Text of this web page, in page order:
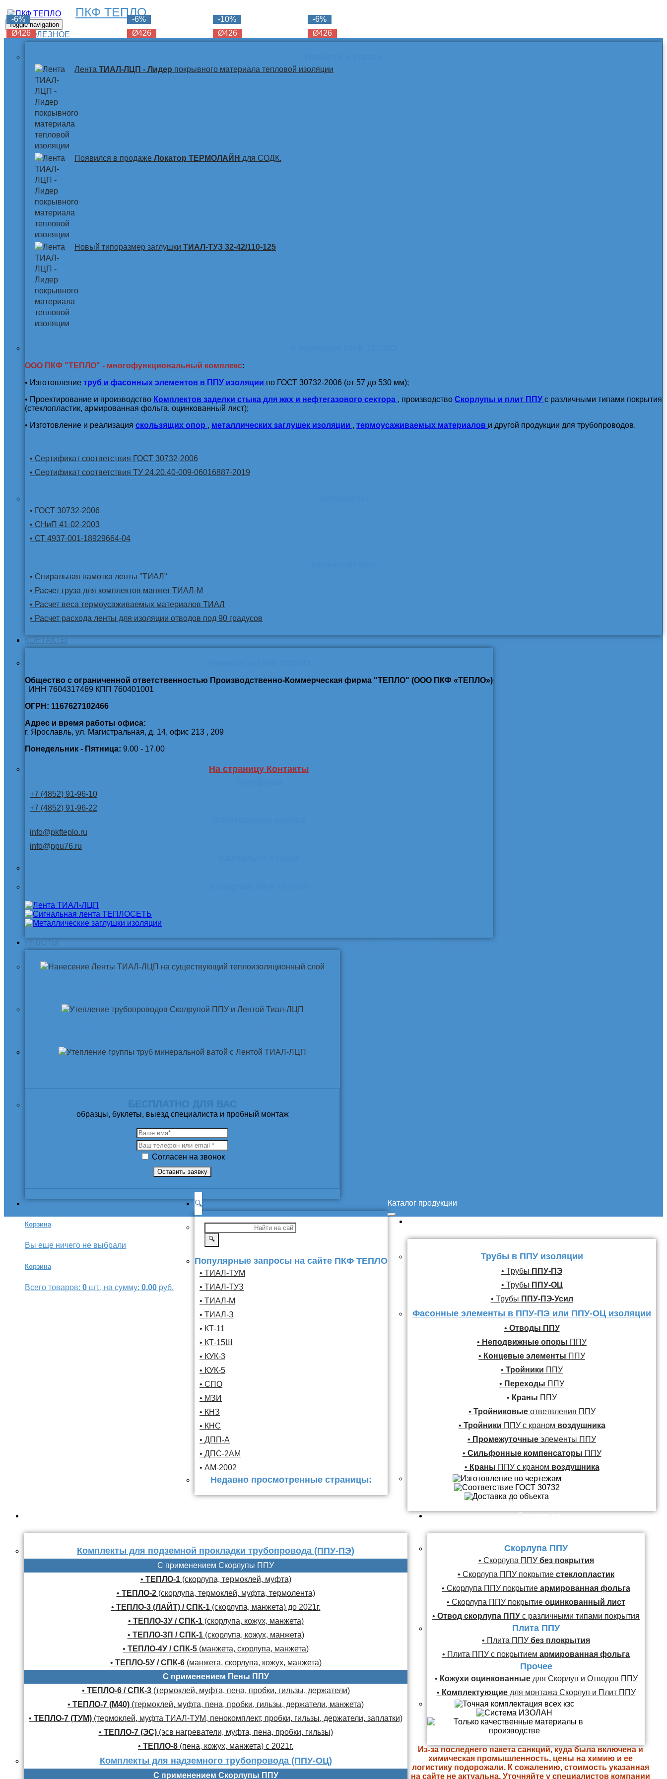
ПКФ ТЕПЛО
Toggle navigation
ПОЛЕЗНОЕ
Лента ТИАЛ-ЛЦП - Лидер покрывного материала тепловой изоляции
Появился в продаже Локатор ТЕРМОЛАЙН для СОДК.
Новый типоразмер заглушки ТИАЛ-ТУЗ 32-42/110-125
ООО ПКФ "ТЕПЛО" - многофункциональный комплекс:
• Изготовление труб и фасонных элементов в ППУ изоляции по ГОСТ 30732-2006 (от 57 до 530 мм);
• Проектирование и производство Комплектов заделки стыка для жкх и нефтегазового сектора , производство Скорлупы и плит ППУ с различными типами покрытия
(стеклопластик, армированная фольга, оцинкованный лист);
• Изготовление и реализация скользящих опор , металлических заглушек изоляции , термоусаживаемых материалов и другой продукции для трубопроводов.
• Сертификат соответствия ГОСТ 30732-2006
• Сертификат соответствия ТУ 24.20.40-009-06016887-2019
• ГОСТ 30732-2006
• СНиП 41-02-2003
• СТ 4937-001-18929664-04
• Спиральная намотка ленты "ТИАЛ"
• Расчет груза для комплектов манжет ТИАЛ-М
• Расчет веса термоусаживаемых материалов ТИАЛ
• Расчет расхода ленты для изоляции отводов под 90 градусов
КОНТАКТЫ
Общество с ограниченной ответственностью Производственно-Коммерческая фирма "ТЕПЛО" (ООО ПКФ «ТЕПЛО»)
ИНН 7604317469 КПП 760401001
ОГРН: 1167627102466
Адрес и время работы офиса:
г. Ярославль, ул. Магистральная, д. 14, офис 213 , 209
Понедельник - Пятница: 9.00 - 17.00
На страницу Контакты
+7 (4852) 91-96-10
+7 (4852) 91-96-22
info@pkfteplo.ru
info@ppu76.ru
РАБОТЫ
образцы, буклеты, выезд специалиста и пробный монтаж
Согласен на звонок
Корзина
Вы еще ничего не выбрали
Корзина
Всего товаров: 0 шт., на сумму: 0.00 руб.
🔍
🔍
Популярные запросы на сайте ПКФ ТЕПЛО
• ТИАЛ-ТУМ
• ТИАЛ-ТУЗ
• ТИАЛ-М
• ТИАЛ-З
• КТ-11
• КТ-15Ш
• КУК-3
• КУК-5
• СПО
• МЗИ
• КНЗ
• КНС
• ДПП-А
• ДПС-2АМ
• АМ-2002
Недавно просмотренные страницы:
Каталог продукции
Трубы в ППУ изоляции
• Трубы ППУ-ПЭ
• Трубы ППУ-ОЦ
• Трубы ППУ-ПЭ-Усил
Фасонные элементы в ППУ-ПЭ или ППУ-ОЦ изоляции
• Отводы ППУ
• Неподвижные опоры ППУ
• Концевые элементы ППУ
• Тройники ППУ
• Переходы ППУ
• Краны ППУ
• Тройниковыеответвления ППУ
• Тройники ППУ с краном воздушника
• Промежуточные элементы ППУ
• Сильфонные компенсаторы ППУ
• Краны ППУ с краном воздушника
Комплекты для подземной прокладки трубопровода (ППУ-ПЭ)
С применением Скорлупы ППУ
• ТЕПЛО-1(скорлупа, термоклей, муфта)
• ТЕПЛО-2(скорлупа, термоклей, муфта, термолента)
• ТЕПЛО-3 (ЛАЙТ) / СПК-1(скорлупа, манжета) до 2021г.
• ТЕПЛО-3У / СПК-1(скорлупа, кожух, манжета)
• ТЕПЛО-3П / СПК-1(скорлупа, кожух, манжета)
• ТЕПЛО-4У / СПК-5 (манжета, скорлупа, манжета)
• ТЕПЛО-5У / СПК-6(манжета, скорлупа, кожух, манжета)
С применением Пены ППУ
• ТЕПЛО-6 / СПК-3(термоклей, муфта, пена, пробки, гильзы, держатели)
• ТЕПЛО-7 (М40) (термоклей, муфта, пена, пробки, гильзы, держатели, манжета)
• ТЕПЛО-7 (ТУМ) (термоклей, муфта ТИАЛ-ТУМ, пенокомплект, пробки, гильзы, держатели, заплатки)
• ТЕПЛО-7 (ЭС)(эсв нагреватели, муфта, пена, пробки, гильзы)
• ТЕПЛО-8 (пена, кожух, манжета) с 2021г.
Комплекты для надземного трубопровода (ППУ-ОЦ)
С применением Скорлупы ППУ
Скорлупы и
Скорлупа ППУ
• Скорлупа ППУбез покрытия
• Скорлупа ППУ покрытие стеклопластик
• Скорлупа ППУ покрытие армированная фольга
• Скорлупа ППУ покрытие оцинкованный лист
• Отвод скорлупа ППУ с различными типами покрытия
Плита ППУ
• Плита ППУ без плокрытия
• Плита ППУ с покрытием армированная фольга
Прочее
• Кожухи оцинкованные для Скорлуп и Отводов ППУ
• Комплектующие для монтажа Скорлуп и Плит ППУ
Из-за последнего пакета санкций, куда была включена и
химическая промышленность, цены на химию и ее
логистику подорожали. К сожалению, стоимость указанная
на сайте не актуальна. Уточняйте у специалистов компании
-6%
Ø426
-6%
Ø426
-6%
Ø426
-6%
Ø426
-10%
Ø426